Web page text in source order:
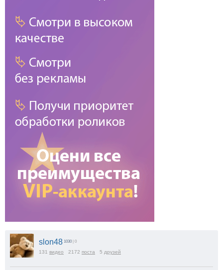
slon48 1030 | 0
131 видео 2172 поста 5 друзей